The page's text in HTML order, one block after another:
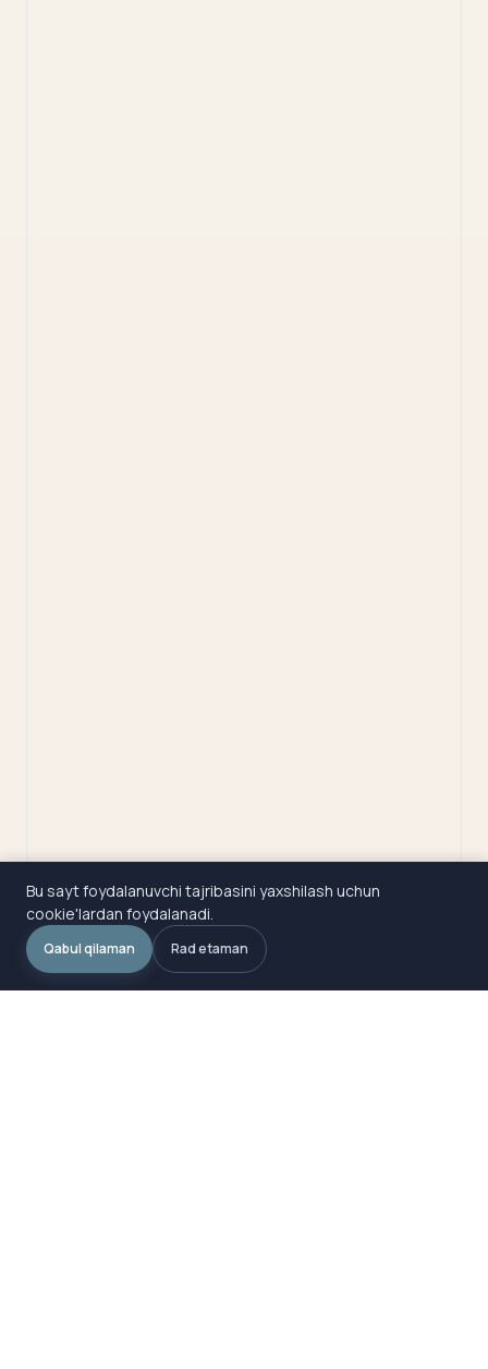
Bu sayt foydalanuvchi tajribasini yaxshilash uchun
cookie'lardan foydalanadi.
Qabul qilaman Rad etaman